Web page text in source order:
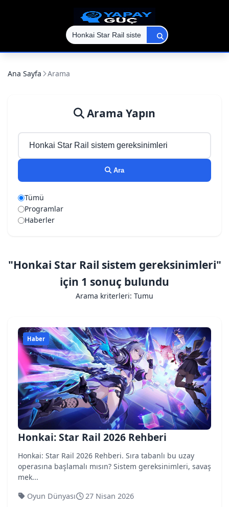
Ana Sayfa Arama
Arama Yapın
Ara
Tümü
Programlar
Haberler
"Honkai Star Rail sistem gereksinimleri"
için 1 sonuç bulundu
Arama kriterleri: Tumu
Haber
Honkai: Star Rail 2026 Rehberi
Honkai: Star Rail 2026 Rehberi. Sıra tabanlı bu uzay
operasına başlamalı mısın? Sistem gereksinimleri, savaş
mek...
Oyun Dünyası
27 Nisan 2026